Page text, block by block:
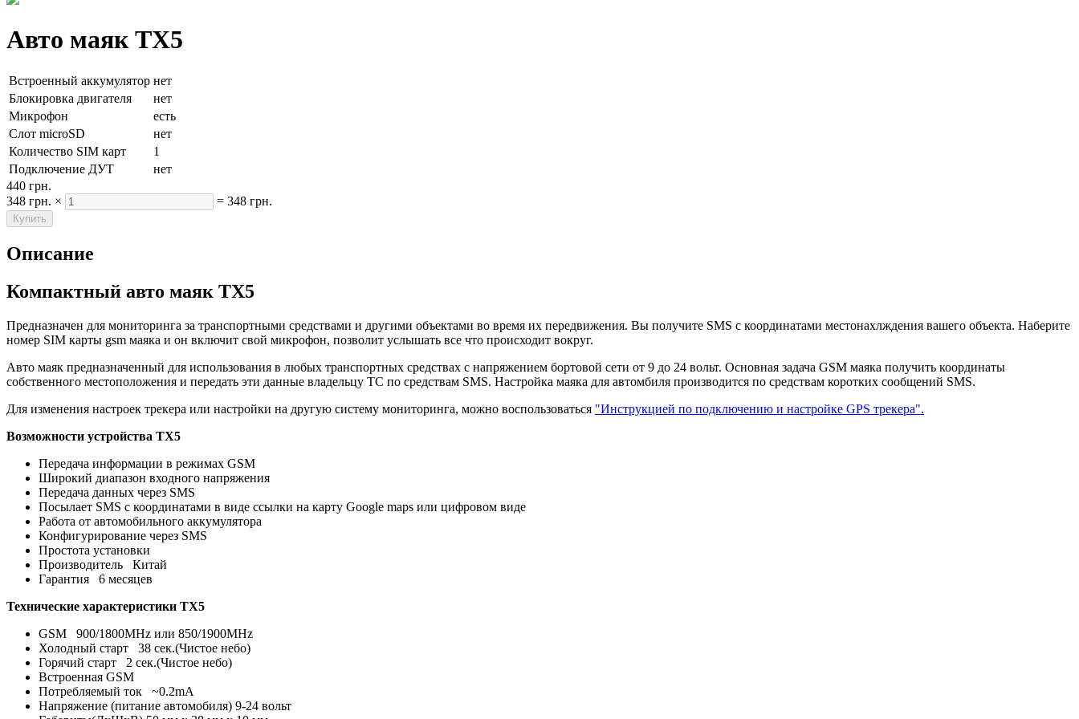
Авто маяк TX5
Встроенный аккумулятор нет
Блокировка двигателя
нет
Микрофон
есть
Слот microSD
нет
Количество SIM карт
1
Подключение ДУТ
нет
440 грн.
348 грн. × = 348 грн.
Описание
Компактный авто маяк TX5
Предназначен для мониторинга за транспортными средствами и другими объектами во время их передвижения. Вы получите SMS с координатами местонахлждения вашего объекта. Наберите
номер SIM карты gsm маяка и он включит свой микрофон, позволит услышать все что происходит вокруг.
Авто маяк предназначенный для использования в любых транспортных средствах с напряжением бортовой сети от 9 до 24 вольт. Основная задача GSM маяка получить координаты
собственного местоположения и передать эти данные владельцу ТС по средствам SMS. Настройка маяка для автомбиля производится по средствам коротких сообщений SMS.
Для изменения настроек трекера или настройки на другую систему мониторинга, можно воспользоваться "Инструкцией по подключению и настройке GPS трекера".
Возможности устройства TX5
Передача информации в режимах GSM
Широкий диапазон входного напряжения
Передача данных через SMS
Посылает SMS с координатами в виде ссылки на карту Google maps или цифровом виде
Работа от автомобильного аккумулятора
Конфигурирование через SMS
Простота установки
Производитель Китай
Гарантия 6 месяцев
Технические характеристики TX5
GSM 900/1800MHz или 850/1900MHz
Холодный старт 38 сек.(Чистое небо)
Горячий старт 2 сек.(Чистое небо)
Встроенная GSM
Потребляемый ток ~0.2mA
Напряжение (питание автомобиля) 9-24 вольт